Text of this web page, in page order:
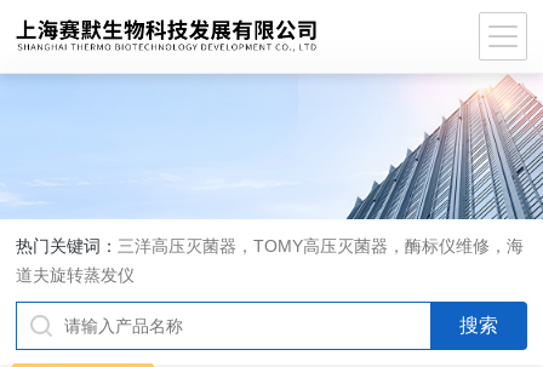
热门关键词： 三洋高压灭菌器，TOMY高压灭菌器，酶标仪维修，海
道夫旋转蒸发仪